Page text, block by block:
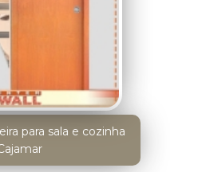
para sala e cozinha